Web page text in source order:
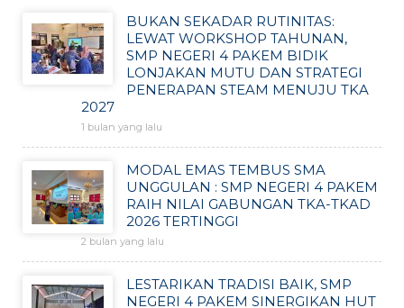
BUKAN SEKADAR RUTINITAS:
LEWAT WORKSHOP TAHUNAN,
SMP NEGERI 4 PAKEM BIDIK
LONJAKAN MUTU DAN STRATEGI
PENERAPAN STEAM MENUJU TKA
2027
1 bulan yang lalu
MODAL EMAS TEMBUS SMA
UNGGULAN : SMP NEGERI 4 PAKEM
RAIH NILAI GABUNGAN TKA-TKAD
2026 TERTINGGI
2 bulan yang lalu
LESTARIKAN TRADISI BAIK, SMP
NEGERI 4 PAKEM SINERGIKAN HUT